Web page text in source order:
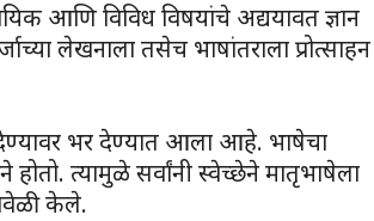
आणि विविध विषयांचे अद्ययावत ज्ञान
लेखनाला तसेच भाषांतराला प्रोत्साहन
देण्यावर भर देण्यात आला आहे. भाषेचा
त्यामुळे सर्वांनी स्वेच्छेने मातृभाषेला
केले.